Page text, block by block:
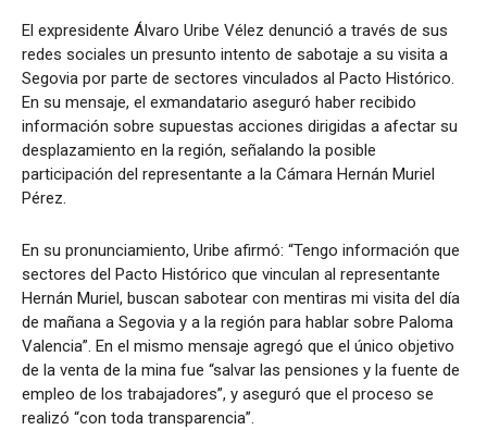
El expresidente Álvaro Uribe Vélez denunció a través de sus
redes sociales un presunto intento de sabotaje a su visita a
Segovia por parte de sectores vinculados al Pacto Histórico.
En su mensaje, el exmandatario aseguró haber recibido
información sobre supuestas acciones dirigidas a afectar su
desplazamiento en la región, señalando la posible
participación del representante a la Cámara Hernán Muriel
Pérez.
En su pronunciamiento, Uribe afirmó: “Tengo información que
sectores del Pacto Histórico que vinculan al representante
Hernán Muriel, buscan sabotear con mentiras mi visita del día
de mañana a Segovia y a la región para hablar sobre Paloma
Valencia”. En el mismo mensaje agregó que el único objetivo
de la venta de la mina fue “salvar las pensiones y la fuente de
empleo de los trabajadores”, y aseguró que el proceso se
realizó “con toda transparencia”.